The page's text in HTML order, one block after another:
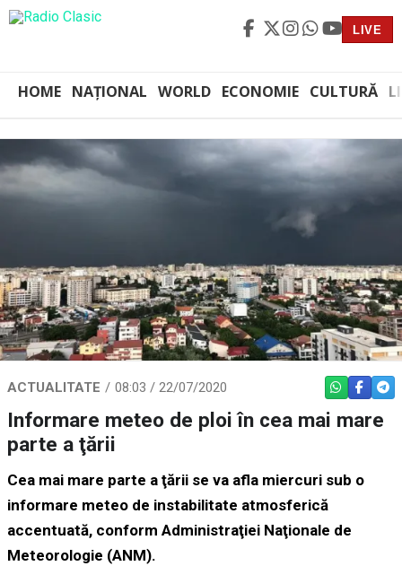
LIVE
HOME NAȚIONAL WORLD ECONOMIE CULTURĂ
ACTUALITATE 08:03 / 22/07/2020 WHATSAPP
Informare meteo de ploi în cea mai mare
parte a ţării
Cea mai mare parte a ţării se va afla miercuri sub o
informare meteo de instabilitate atmosferică
accentuată, conform Administraţiei Naţionale de
Meteorologie (ANM).